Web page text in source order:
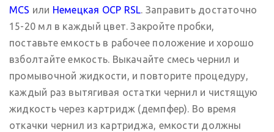
MCS или Немецкая OCP RSL. Заправить достаточно
15-20 мл в каждый цвет. Закройте пробки,
поставьте емкость в рабочее положение и хорошо
взболтайте емкость. Выкачайте смесь чернил и
промывочной жидкости, и повторите процедуру,
каждый раз вытягивая остатки чернил и чистящую
жидкость через картридж (демпфер). Во время
откачки чернил из картриджа, емкости должны